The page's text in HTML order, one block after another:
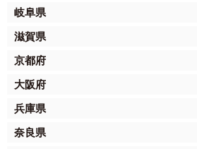
岐阜県
滋賀県
京都府
大阪府
兵庫県
奈良県